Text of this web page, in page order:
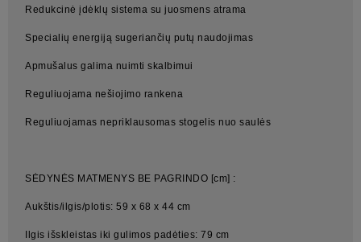
Redukcinė įdėklų sistema su juosmens atrama
Specialių energiją sugeriančių putų naudojimas
Apmušalus galima nuimti skalbimui
Reguliuojama nešiojimo rankena
Reguliuojamas nepriklausomas stogelis nuo saulės
SĖDYNĖS MATMENYS BE PAGRINDO [cm] :
Aukštis/ilgis/plotis: 59 x 68 x 44 cm
Ilgis išskleistas iki gulimos padėties: 79 cm